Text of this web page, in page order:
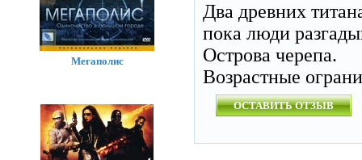
Два древних
пока люди
Острова черепа.
Возрастные
ОСТАВИТЬ ОТЗЫВ
Мегаполис